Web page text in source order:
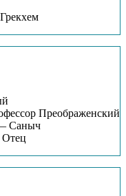
Преображенский
Саныч